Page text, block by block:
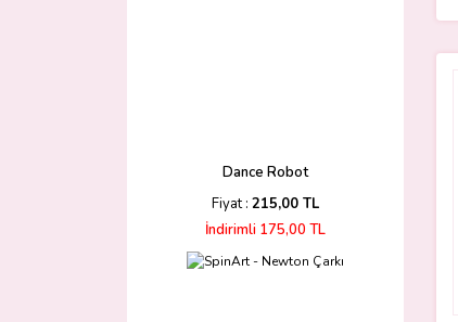
Dance Robot
Fiyat : 215,00 TL
İndirimli 175,00 TL